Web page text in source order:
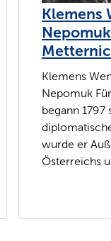
Klemens
Klemens
Nepomuk
begann 1797
wurde er
Österreichs